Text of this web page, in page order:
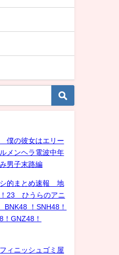
僕の彼女はエリー
メンヘラ電波中年
男子末路編
的まとめ速報 地
23 ひうらのアニ
！SNH48！
GNZ48！
ィニッシュゴミ屋